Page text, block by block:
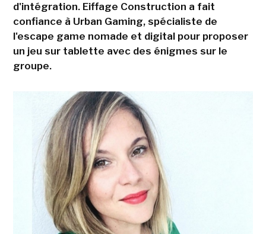
d'intégration. Eiffage Construction a fait
confiance à Urban Gaming, spécialiste de
l'escape game nomade et digital pour proposer
un jeu sur tablette avec des énigmes sur le
groupe.